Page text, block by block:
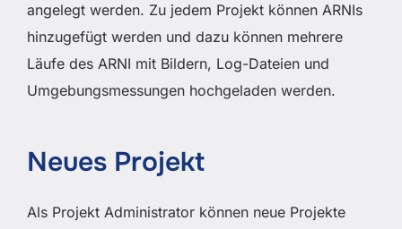
angelegt werden. Zu jedem Projekt können ARNIs
hinzugefügt werden und dazu können mehrere
Läufe des ARNI mit Bildern, Log-Dateien und
Umgebungsmessungen hochgeladen werden.
Neues Projekt
Als Projekt Administrator können neue Projekte